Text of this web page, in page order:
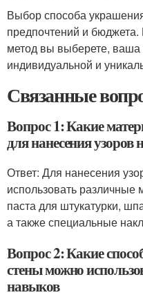
Выбор способа
предпочтений и бюджета.
метод вы выберете, ваша
индивидуальной и
Связанные
Вопрос 1: Какие
для нанесения узоров
Ответ: Для нанесения
использовать различные
паста для штукатурки,
а также специальные
Вопрос 2: Какие
стены можно
навыков